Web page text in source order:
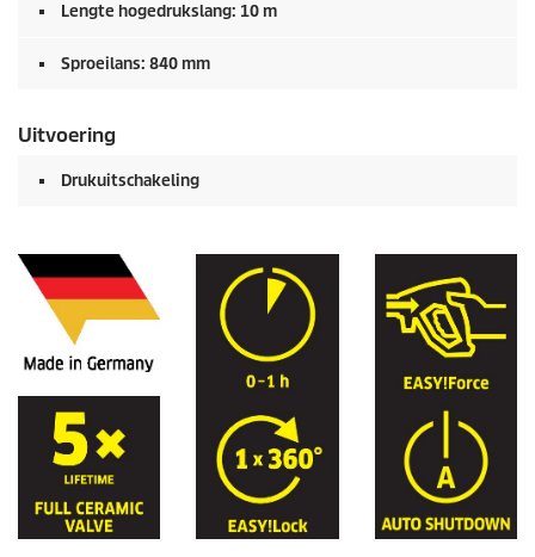
Lengte hogedrukslang: 10 m
Sproeilans: 840 mm
Uitvoering
Drukuitschakeling